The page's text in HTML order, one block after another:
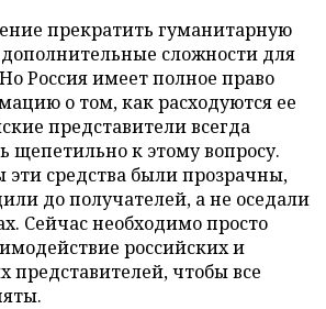
прекратить гуманитарную
сложности для
Россия имеет полное право
о том, как расходуются ее
представители всегда
щепетильно к этому вопросу.
эти средства были прозрачны,
до получателей, а не оседали
Сейчас необходимо просто
российских и
представителей, чтобы все